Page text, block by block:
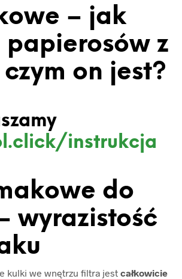
– jak
z
on jest?
instrukcja
do
wyrazistość
kulki we wnętrzu filtra jest całkowicie